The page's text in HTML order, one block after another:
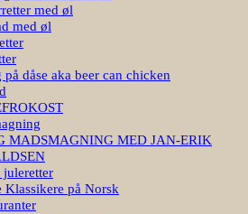
med øl
med øl
dåse aka beer can chicken
MADSMAGNING MED JAN-ERIK
juleretter
Klassikere på Norsk